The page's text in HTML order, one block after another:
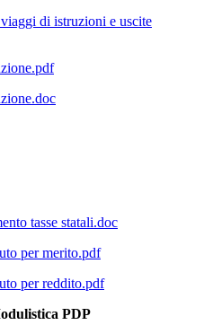
di istruzioni e uscite
tasse statali.doc
per merito.pdf
per reddito.pdf
PDP